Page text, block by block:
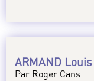
ARMAND
Par Roger Cans .